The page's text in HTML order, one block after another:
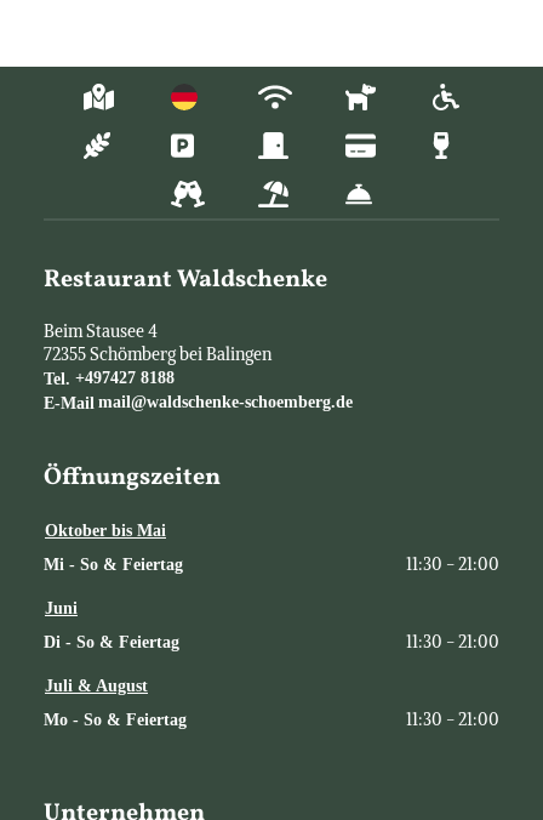
Restaurant Waldschenke
Beim Stausee 4
72355Schömberg bei Balingen
Tel. +497427 8188
E-Mail mail@waldschenke-schoemberg.de
Öffnungszeiten
Oktober bis Mai
Mi - So & Feiertag
11:30 - 21:00
Juni
Di - So & Feiertag
11:30 - 21:00
Juli & August
Mo - So & Feiertag
11:30 - 21:00